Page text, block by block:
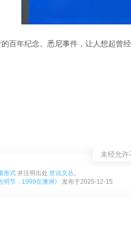
百年纪念。悉尼事件，让人想起曾
未经允许
形式 并注明出处 世说文丛。
明节，1999在澳洲》 发布于2025-12-15